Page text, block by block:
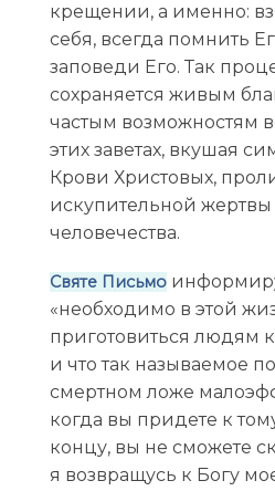
крещении, а именно:
себя, всегда помнить
заповеди Его. Так
сохраняется живым
частым возможностям
этих заветах, вкушая
Крови Христовых,
искупительной жертвы
человечества.
Святе Письмо
«необходимо в этой
приготовиться людям
и что так называемое
смертном ложе
когда вы придете к
концу, вы не сможете
я возвращусь к Богу